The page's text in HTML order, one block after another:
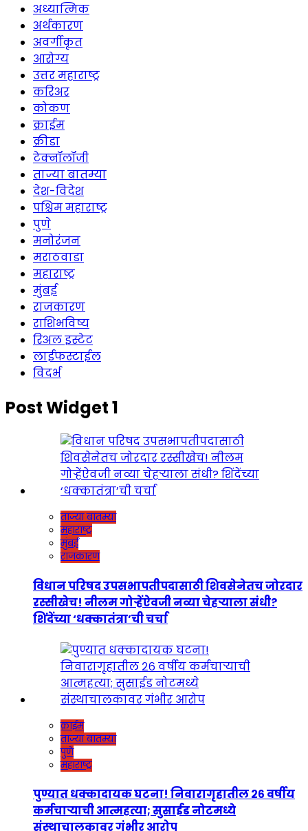
अध्यात्मिक
अर्थकारण
अवर्गीकृत
आरोग्य
उत्तर महाराष्ट्र
करिअर
कोकण
क्राईम
क्रीडा
टेक्नॉलॉजी
ताज्या बातम्या
देश-विदेश
पश्चिम महाराष्ट्र
पुणे
मनोरंजन
मराठवाडा
महाराष्ट्र
मुंबई
राजकारण
राशिभविष्य
रिअल इस्टेट
लाईफस्टाईल
विदर्भ
Post Widget 1
ताज्या बातम्या
महाराष्ट्र
मुंबई
राजकारण
विधान परिषद उपसभापतीपदासाठी शिवसेनेतच जोरदार
रस्सीखेच! नीलम गोऱ्हेंऐवजी नव्या चेहऱ्याला संधी?
शिंदेंच्या ‘धक्कातंत्रा’ची चर्चा
क्राईम
ताज्या बातम्या
पुणे
महाराष्ट्र
पुण्यात धक्कादायक घटना! निवारागृहातील २६ वर्षीय
कर्मचाऱ्याची आत्महत्या; सुसाईड नोटमध्ये
संस्थाचालकावर गंभीर आरोप